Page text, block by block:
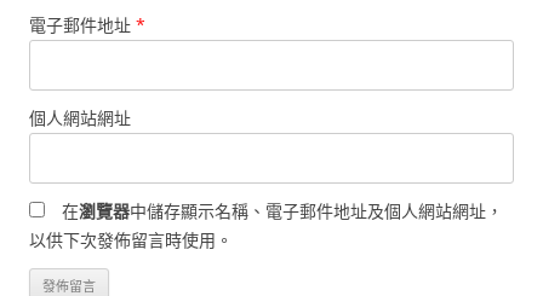
電子郵件地址 *
個人網站網址
在瀏覽器中儲存顯示名稱、電子郵件地址及個人網站網址，
以供下次發佈留言時使用。